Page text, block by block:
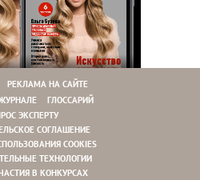
РЕКЛАМА НА САЙТЕ
ГЛОССАРИЙ
ЭКСПЕРТУ
СОГЛАШЕНИЕ
COOKIES
ТЕХНОЛОГИИ
В КОНКУРСАХ